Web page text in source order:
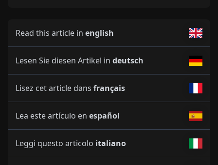
Read this article in english
Lesen Sie diesen Artikel in deutsch
Lisez cet article dans français
Lea este artículo en español
Leggi questo articolo italiano